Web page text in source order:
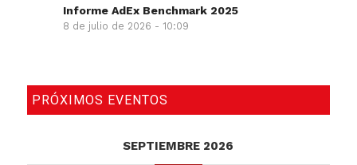
Informe AdEx Benchmark 2025
8 de julio de 2026 - 10:09
PRÓXIMOS EVENTOS
SEPTIEMBRE 2026